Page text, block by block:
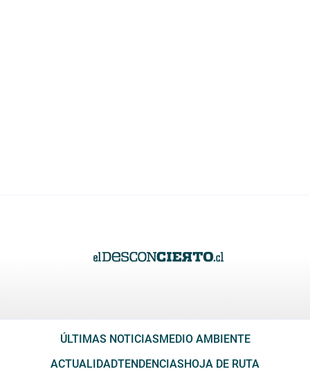
ÚLTIMAS NOTICIAS MEDIO AMBIENTE
ACTUALIDADTENDENCIAS HOJA DE RUTA